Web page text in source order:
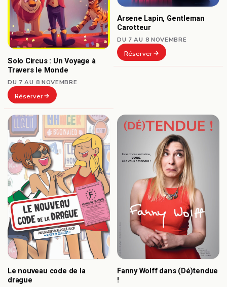
Solo Circus : Un Voyage à
Travers le Monde
DU 7 AU 8 NOVEMBRE
Réserver
Arsene Lapin, Gentleman
Carotteur
DU 7 AU 8 NOVEMBRE
Réserver
Le nouveau code de la
drague
Fanny Wolff dans (Dé)tendue
!